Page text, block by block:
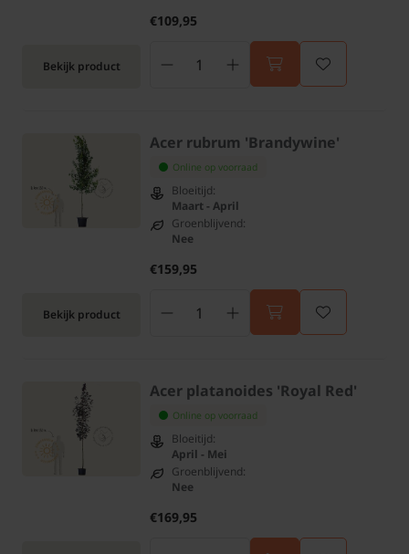
Bekijk product
€109,95
Bekijk product
Acer rubrum 'Brandywine'
Online op voorraad
Bloeitijd:
Maart - April
Groenblijvend:
Nee
€159,95
Acer platanoides 'Royal Red'
Online op voorraad
Bloeitijd:
April - Mei
Groenblijvend:
Nee
€169,95